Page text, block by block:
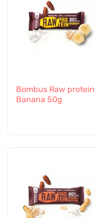
Bombus Raw protein
Banana 50g